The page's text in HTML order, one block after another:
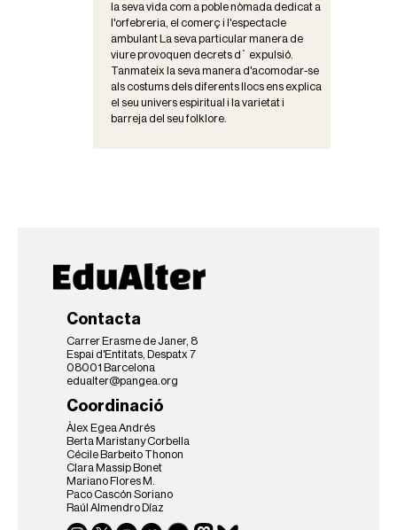
la seva vida com a poble nòmada dedicat a
l'orfebreria, el comerç i l'espectacle
ambulant La seva particular manera de
viure provoquen decrets d` expulsió.
Tanmateix la seva manera d'acomodar-se
als costums dels diferents llocs ens explica
el seu univers espiritual i la varietat i
barreja del seu folklore.
Contacta
Carrer Erasme de Janer, 8
Espai d'Entitats, Despatx 7
08001 Barcelona
edualter@pangea.org
Coordinació
Àlex Egea Andrés
Berta Maristany Corbella
Cécile Barbeito Thonon
Clara Massip Bonet
Mariano Flores M.
Paco Cascón Soriano
Raúl Almendro Díaz